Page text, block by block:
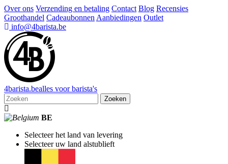
Over ons Verzending en betaling Contact Blog Recensies
Groothandel Cadeaubonnen Aanbiedingen Outlet
info@4barista.be
4barista.bealles voor barista's
Zoeken
BE
Selecteer het land van levering
Selecteer uw land alstublieft